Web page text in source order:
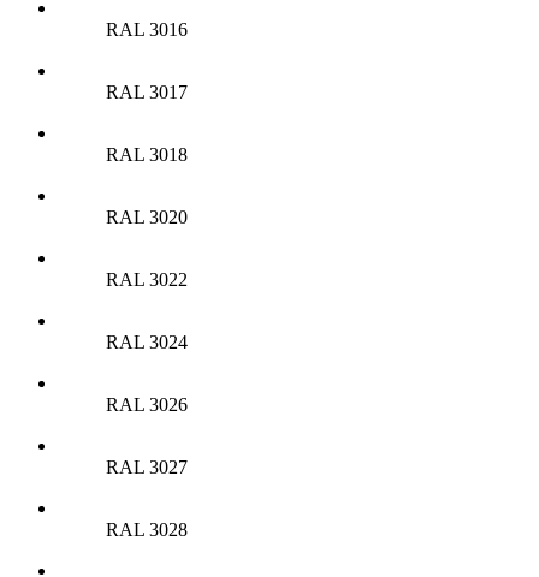
RAL 3016
RAL 3017
RAL 3018
RAL 3020
RAL 3022
RAL 3024
RAL 3026
RAL 3027
RAL 3028